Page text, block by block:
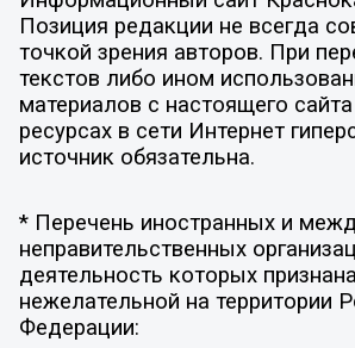
Позиция редакции не всегда
точкой зрения авторов. При
текстов либо ином
материалов с настоящего
ресурсах в сети Интернет
источник обязательна.
* Перечень иностранных и
неправительственных
деятельность которых признана
нежелательной на территории
Федерации: